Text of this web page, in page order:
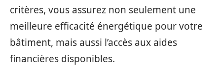
critères, vous assurez non seulement une
meilleure efficacité énergétique pour votre
bâtiment, mais aussi l’accès aux aides
financières disponibles.